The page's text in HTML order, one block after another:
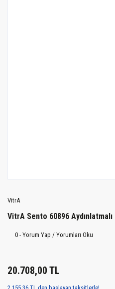
VitrA
VitrA Sento 60896
0 - Yorum Yap / Yorumları Oku
20.708,00 TL